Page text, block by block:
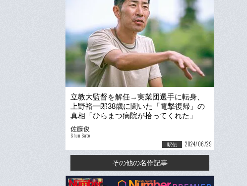
立教大監督を解任→実業団選手に転身、
上野裕一郎38歳に聞いた「電撃復帰」の
真相「ひらまつ病院が拾ってくれた」
「立教大の選手に会うと…」
佐藤俊
Shun Sato
駅伝 2024/06/29
その他の名作記事